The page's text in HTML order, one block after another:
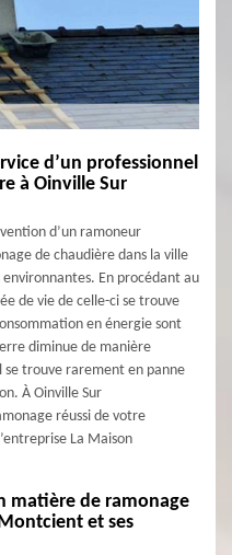
d’un professionnel
à Oinville Sur
d’un ramoneur
de chaudière dans la ville
En procédant au
de vie de celle-ci se trouve
en énergie sont
diminue de manière
se trouve rarement en panne
À Oinville Sur
réussi de votre
La Maison
matière de ramonage
et ses